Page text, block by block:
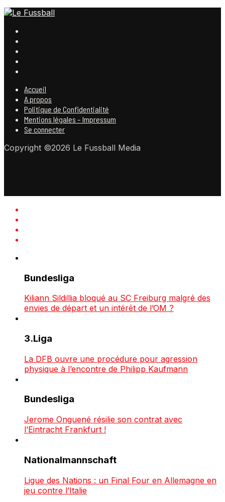
Accueil
A propos
Politique de Confidentialité
Mentions légales – Impressum
Se connecter
Copyright ©2026 Le Fussball Media
Bundesliga
Kiliann Sildillia bloqué au SC Freiburg malgré des
envies de départ et un intérêt de l’OM ?
3.Liga
La DFB ouvre une procédure pour agression
physique à l’encontre de Philipp Kaufmann
Bundesliga
Jerome Onguené résilie son contrat avec
l’Eintracht Frankfurt !
Nationalmannschaft
Ligue des Nations : un Final Four en Allemagne en
jeu contre l’Italie